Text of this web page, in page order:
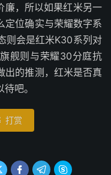
廉，所以如果红米另一
定位确实与荣耀数字系
则会是红米K30系列对
舰则与荣耀30分庭抗
出的推测，红米是否真
吧。
打赏
  